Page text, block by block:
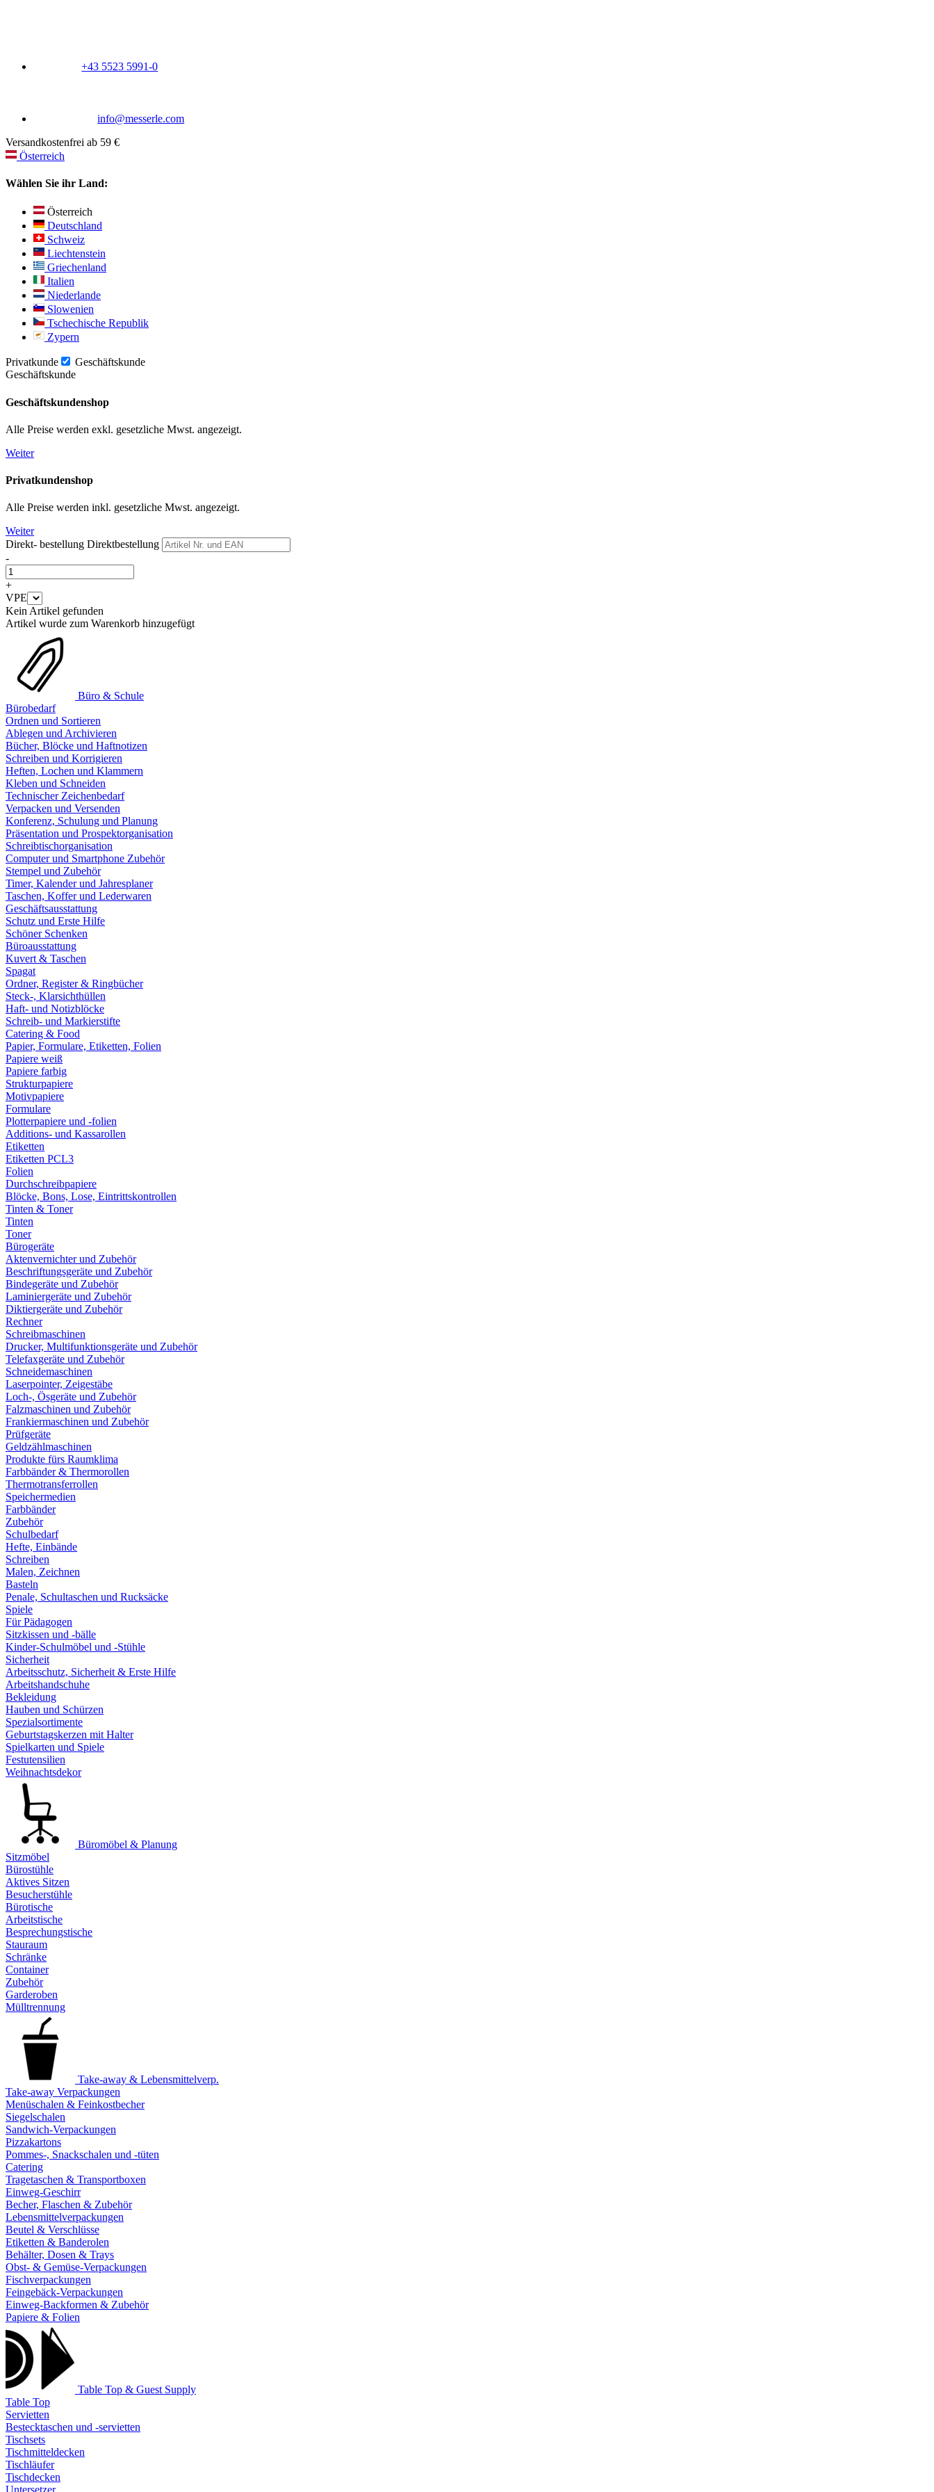
+43 5523 5991-0
info@messerle.com
Versandkostenfrei ab 59 €
Österreich
Wählen Sie ihr Land:
Österreich
Deutschland
Schweiz
Liechtenstein
Griechenland
Italien
Niederlande
Slowenien
Tschechische Republik
Zypern
Privatkunde
Geschäftskunde
Geschäftskunde
Geschäftskundenshop
Alle Preise werden exkl. gesetzliche Mwst. angezeigt.
Weiter
Privatkundenshop
Alle Preise werden inkl. gesetzliche Mwst. angezeigt.
Weiter
Direkt- bestellung Direktbestellung
-
+
VPE
Kein Artikel gefunden
Artikel wurde zum Warenkorb hinzugefügt
Büro & Schule
Bürobedarf
Ordnen und Sortieren
Ablegen und Archivieren
Bücher, Blöcke und Haftnotizen
Schreiben und Korrigieren
Heften, Lochen und Klammern
Kleben und Schneiden
Technischer Zeichenbedarf
Verpacken und Versenden
Konferenz, Schulung und Planung
Präsentation und Prospektorganisation
Schreibtischorganisation
Computer und Smartphone Zubehör
Stempel und Zubehör
Timer, Kalender und Jahresplaner
Taschen, Koffer und Lederwaren
Geschäftsausstattung
Schutz und Erste Hilfe
Schöner Schenken
Büroausstattung
Kuvert & Taschen
Spagat
Ordner, Register & Ringbücher
Steck-, Klarsichthüllen
Haft- und Notizblöcke
Schreib- und Markierstifte
Catering & Food
Papier, Formulare, Etiketten, Folien
Papiere weiß
Papiere farbig
Strukturpapiere
Motivpapiere
Formulare
Plotterpapiere und -folien
Additions- und Kassarollen
Etiketten
Etiketten PCL3
Folien
Durchschreibpapiere
Blöcke, Bons, Lose, Eintrittskontrollen
Tinten & Toner
Tinten
Toner
Bürogeräte
Aktenvernichter und Zubehör
Beschriftungsgeräte und Zubehör
Bindegeräte und Zubehör
Laminiergeräte und Zubehör
Diktiergeräte und Zubehör
Rechner
Schreibmaschinen
Drucker, Multifunktionsgeräte und Zubehör
Telefaxgeräte und Zubehör
Schneidemaschinen
Laserpointer, Zeigestäbe
Loch-, Ösgeräte und Zubehör
Falzmaschinen und Zubehör
Frankiermaschinen und Zubehör
Prüfgeräte
Geldzählmaschinen
Produkte fürs Raumklima
Farbbänder & Thermorollen
Thermotransferrollen
Speichermedien
Farbbänder
Zubehör
Schulbedarf
Hefte, Einbände
Schreiben
Malen, Zeichnen
Basteln
Penale, Schultaschen und Rucksäcke
Spiele
Für Pädagogen
Sitzkissen und -bälle
Kinder-Schulmöbel und -Stühle
Sicherheit
Arbeitsschutz, Sicherheit & Erste Hilfe
Arbeitshandschuhe
Bekleidung
Hauben und Schürzen
Spezialsortimente
Geburtstagskerzen mit Halter
Spielkarten und Spiele
Festutensilien
Weihnachtsdekor
Büromöbel & Planung
Sitzmöbel
Bürostühle
Aktives Sitzen
Besucherstühle
Bürotische
Arbeitstische
Besprechungstische
Stauraum
Schränke
Container
Zubehör
Garderoben
Mülltrennung
Take-away & Lebensmittelverp.
Take-away Verpackungen
Menüschalen & Feinkostbecher
Siegelschalen
Sandwich-Verpackungen
Pizzakartons
Pommes-, Snackschalen und -tüten
Catering
Tragetaschen & Transportboxen
Einweg-Geschirr
Becher, Flaschen & Zubehör
Lebensmittelverpackungen
Beutel & Verschlüsse
Etiketten & Banderolen
Behälter, Dosen & Trays
Obst- & Gemüse-Verpackungen
Fischverpackungen
Feingebäck-Verpackungen
Einweg-Backformen & Zubehör
Papiere & Folien
Table Top & Guest Supply
Table Top
Servietten
Bestecktaschen und -servietten
Tischsets
Tischmitteldecken
Tischläufer
Tischdecken